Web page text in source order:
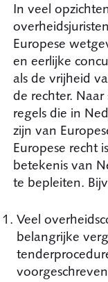
In veel
Europese
en eerlijke
als de vrijheid
de rechter.
regels die in
zijn van
Europese recht
betekenis van
te bepleiten.
Veel
belangrijke